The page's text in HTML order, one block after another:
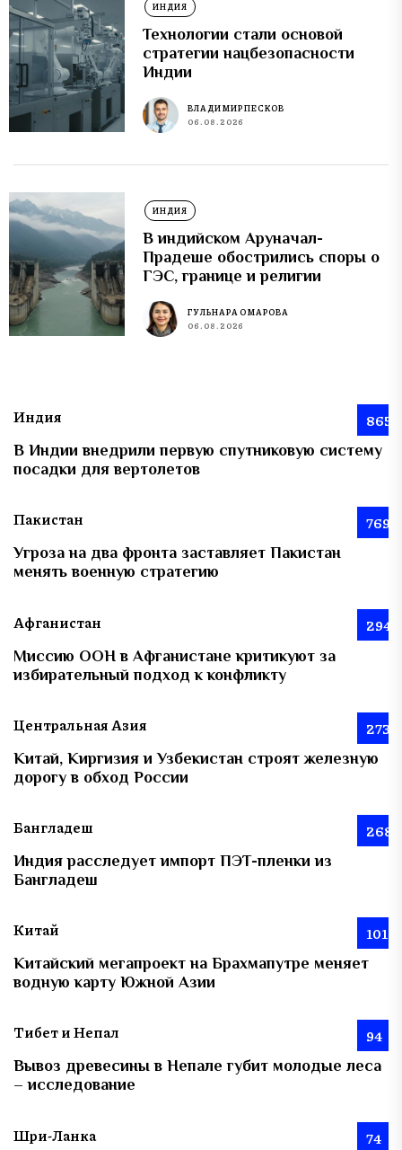
ИНДИЯ
Технологии стали основой
стратегии нацбезопасности
Индии
ВЛАДИМИР ПЕСКОВ
06.08.2026
ИНДИЯ
В индийском Аруначал-
Прадеше обострились споры о
ГЭС, границе и религии
ГУЛЬНАРА ОМАРОВА
06.08.2026
Индия 865
В Индии внедрили первую спутниковую систему
посадки для вертолетов
Пакистан 769
Угроза на два фронта заставляет Пакистан
менять военную стратегию
Афганистан 294
Миссию ООН в Афганистане критикуют за
избирательный подход к конфликту
Центральная Азия 273
Китай, Киргизия и Узбекистан строят железную
дорогу в обход России
Бангладеш 268
Индия расследует импорт ПЭТ-пленки из
Бангладеш
Китай 101
Китайский мегапроект на Брахмапутре меняет
водную карту Южной Азии
Тибет и Непал 94
Вывоз древесины в Непале губит молодые леса
– исследование
Шри-Ланка 74